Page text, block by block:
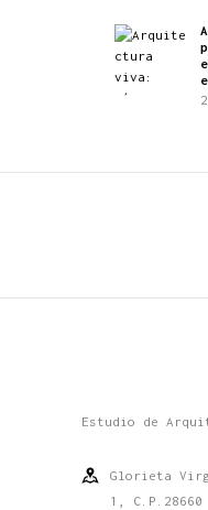
Estudio de
Glorieta
1, C.P.28660